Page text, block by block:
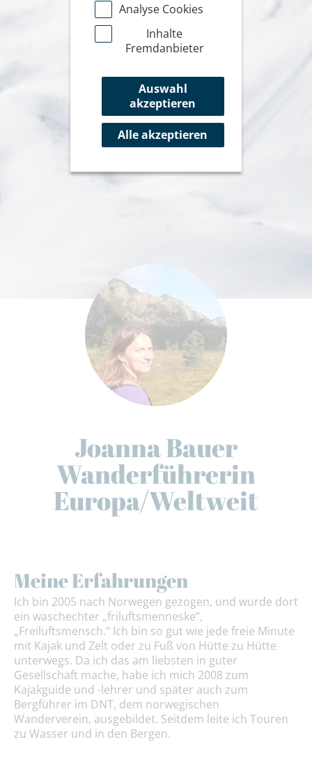
Joanna Bauer
Wanderführerin
Europa/Weltweit
Meine Erfahrungen
Ich bin 2005 nach Norwegen gezogen, und wurde dort
ein waschechter „friluftsmenneske“,
„Freiluftsmensch.“ Ich bin so gut wie jede freie Minute
mit Kajak und Zelt oder zu Fuß von Hütte zu Hütte
unterwegs. Da ich das am liebsten in guter
Gesellschaft mache, habe ich mich 2008 zum
Kajakguide und -lehrer und später auch zum
Bergführer im DNT, dem norwegischen
Wanderverein, ausgebildet. Seitdem leite ich Touren
zu Wasser und in den Bergen.
Analyse Cookies
Inhalte
Fremdanbieter
Auswahl
akzeptieren
Alle akzeptieren